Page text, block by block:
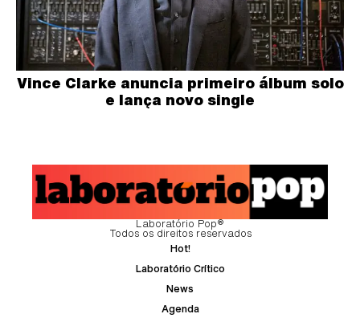
Vince Clarke anuncia primeiro álbum solo
e lança novo single
Laboratório Pop®
Todos os direitos reservados
Hot!
Laboratório Crítico
News
Agenda